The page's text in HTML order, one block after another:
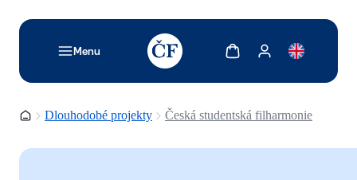
Menu
TODO: Add description for reader
Zobrazit košíkZobrazit můj účet
Domovská stránka
Dlouhodobé projekty Česká studentská filharmonie